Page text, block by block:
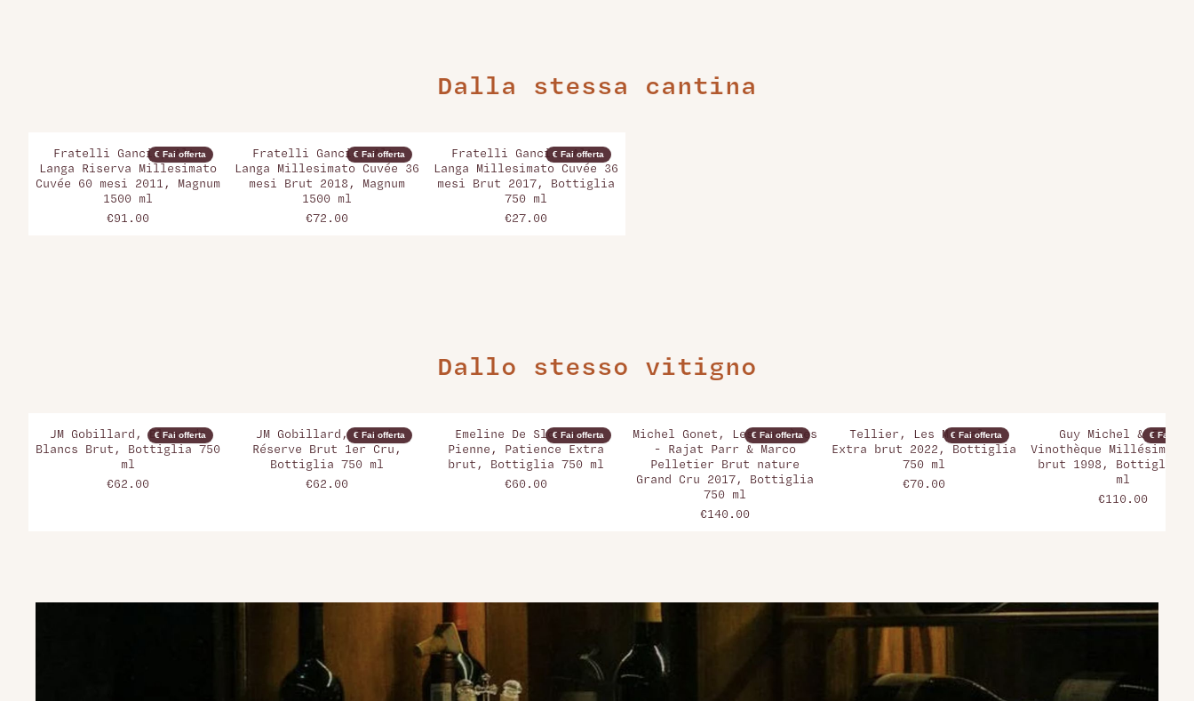
Dalla stessa cantina
€ Fai offerta
Fratelli Gancia, Alta
Langa Riserva Millesimato
Cuvée 60 mesi 2011, Magnum
1500 ml
€91.00
€ Fai offerta
Fratelli Gancia, Alta
Langa Millesimato Cuvée 36
mesi Brut 2018, Magnum
1500 ml
€72.00
€ Fai offerta
Fratelli Gancia, Alta
Langa Millesimato Cuvée 36
mesi Brut 2017, Bottiglia
750 ml
€27.00
Dallo stesso vitigno
€ Fai offerta
JM Gobillard, Blanc de
Blancs Brut, Bottiglia 750
ml
€62.00
€ Fai offerta
JM Gobillard, Grande
Réserve Brut 1er Cru,
Bottiglia 750 ml
€62.00
€ Fai offerta
Emeline De Sloovere-
Pienne, Patience Extra
brut, Bottiglia 750 ml
€60.00
€ Fai offerta
Michel Gonet, Les Compères
- Rajat Parr & Marco
Pelletier Brut nature
Grand Cru 2017, Bottiglia
750 ml
€140.00
€ Fai offerta
Tellier, Les Massales
Extra brut 2022, Bottiglia
750 ml
€70.00
€ Fai
Guy Michel & Fils,
Vinothèque Millésime
brut 1998, Bottiglia
ml
€110.00